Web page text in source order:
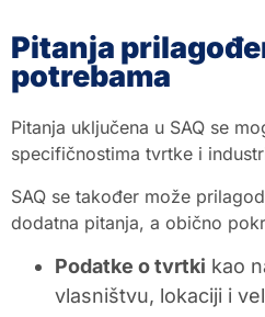
Pitanja
potrebama
Pitanja uključena u SAQ se
specifičnostima tvrtke i
SAQ se također može
dodatna pitanja, a obično
Podatke o tvrtki kao
vlasništvu, lokaciji i